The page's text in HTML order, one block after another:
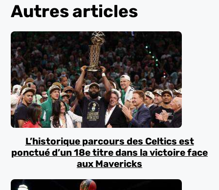
Autres articles
L’historique parcours des Celtics est
ponctué d’un 18e titre dans la victoire face
aux Mavericks